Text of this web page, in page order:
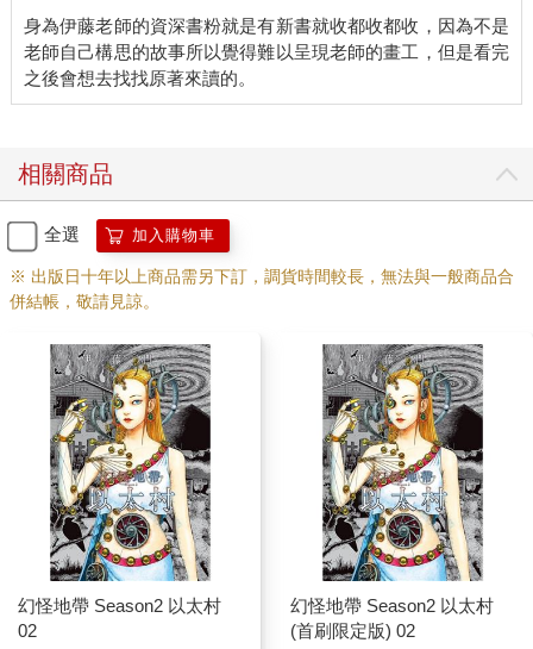
身為伊藤老師的資深書粉就是有新書就收都收都收，因為不是
老師自己構思的故事所以覺得難以呈現老師的畫工，但是看完
相關商品
全選 加入購物車
※ 出版日十年以上商品需另下訂，調貨時間較長，無法與一般商品合
併結帳，敬請見諒。
幻怪地帶 Season2 以太村
02
幻怪地帶 Season2 以太村
(首刷限定版) 02